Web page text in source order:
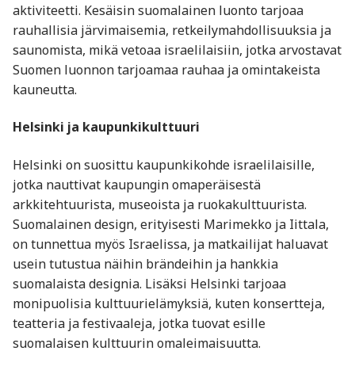
aktiviteetti. Kesäisin suomalainen luonto tarjoaa
rauhallisia järvimaisemia, retkeilymahdollisuuksia ja
saunomista, mikä vetoaa israelilaisiin, jotka arvostavat
Suomen luonnon tarjoamaa rauhaa ja omintakeista
kauneutta.
Helsinki ja kaupunkikulttuuri
Helsinki on suosittu kaupunkikohde israelilaisille,
jotka nauttivat kaupungin omaperäisestä
arkkitehtuurista, museoista ja ruokakulttuurista.
Suomalainen design, erityisesti Marimekko ja Iittala,
on tunnettua myös Israelissa, ja matkailijat haluavat
usein tutustua näihin brändeihin ja hankkia
suomalaista designia. Lisäksi Helsinki tarjoaa
monipuolisia kulttuurielämyksiä, kuten konsertteja,
teatteria ja festivaaleja, jotka tuovat esille
suomalaisen kulttuurin omaleimaisuutta.